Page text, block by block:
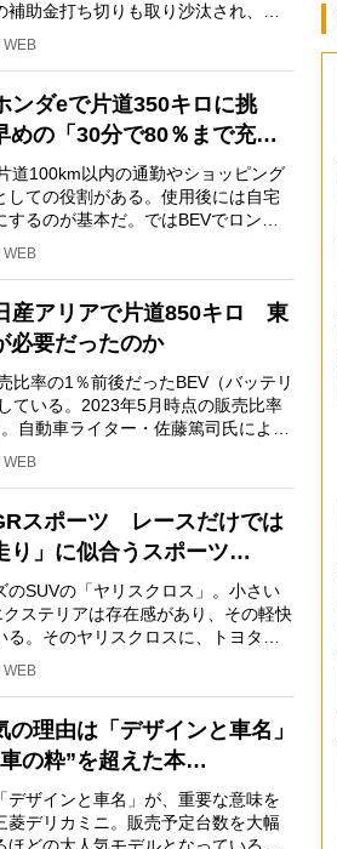
助金打ち切りも取り沙汰され、さ
WEB
ンダeで片道350キロに挑
の「30分で80％まで充…
道100km以内の通勤やショッピング
しての役割がある。使用後には自宅
るのが基本だ。ではBEVでロング
WEB
産アリアで片道850キロ 東
必要だったのか
率の1％前後だったBEV（バッテリ
ている。2023年5月時点の販売比率
自動車ライター・佐藤篤司氏による
WEB
スポーツ レースだけでは
り」に似合うスポーツ…
SUVの「ヤリスクロス」。小さい
ステリアは存在感があり、その軽快
。そのヤリスクロスに、トヨタが
WEB
理由は「デザインと車名」
の粋”を超えた本…
ザインと車名」が、重要な意味を
デリカミニ。販売予定台数を大幅